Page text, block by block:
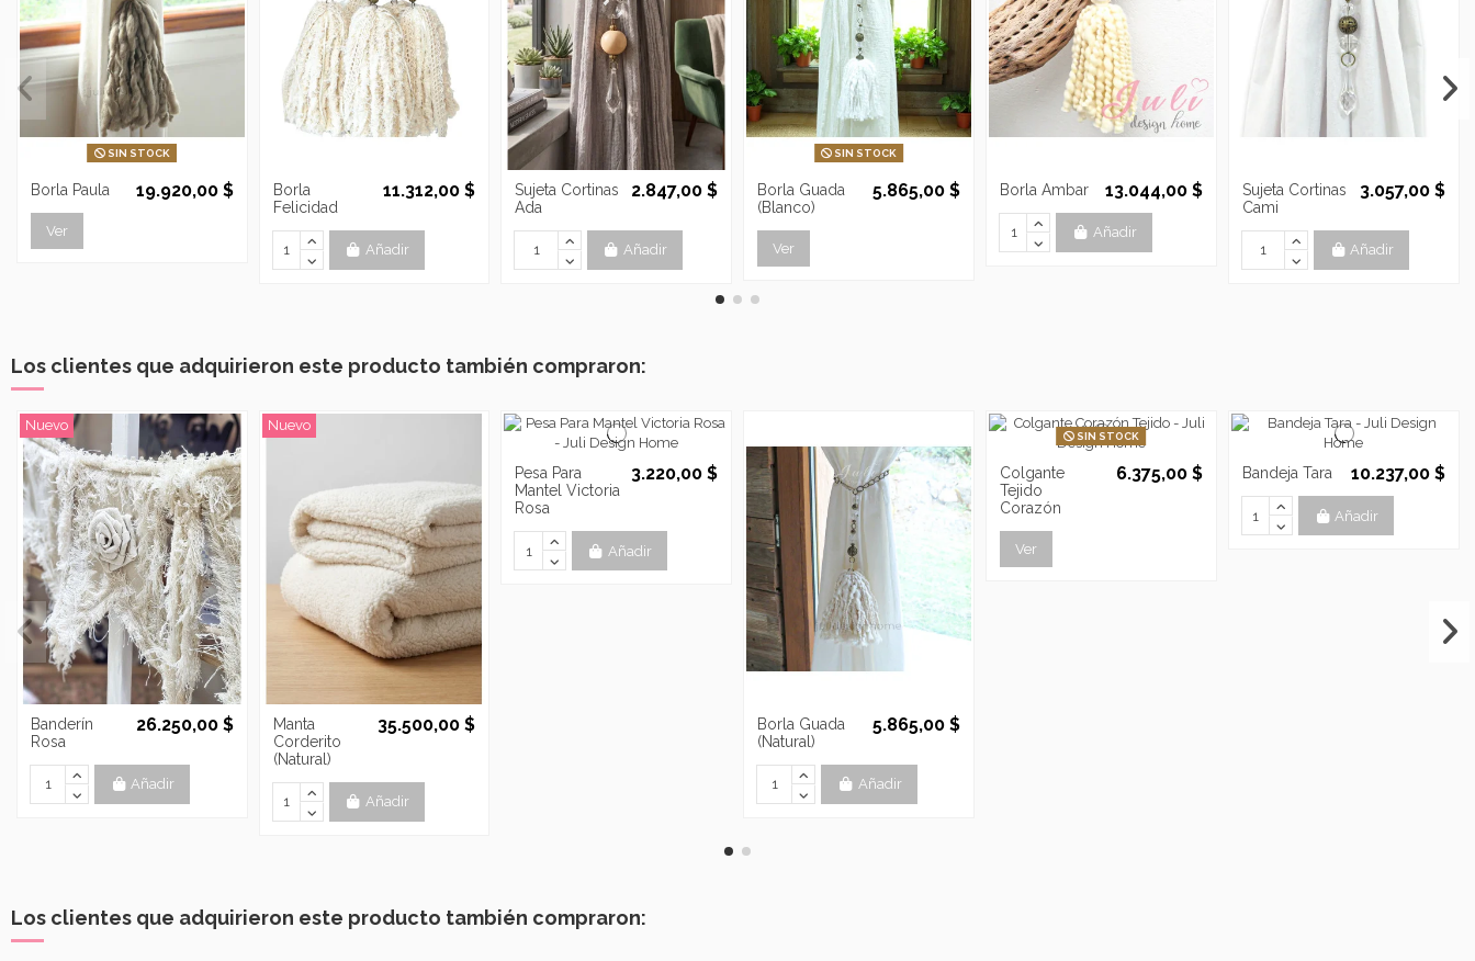
SIN STOCK
Borla Paula 19.920,00 $
Ver
Borla
Felicidad
11.312,00 $
Añadir
Sujeta Cortinas
Ada
2.847,00 $
Añadir
SIN STOCK
Borla Guada
(Blanco)
5.865,00 $
Ver
Borla Ambar 13.044,00 $
Añadir
Sujeta Cortinas
Cami
3.057,00 $
Añadir
Los clientes que adquirieron este producto también compraron:
Nuevo
Banderín
Rosa
26.250,00 $
Añadir
Nuevo
Manta
Corderito
(Natural)
35.500,00 $
Añadir
Pesa Para
Mantel Victoria
Rosa
3.220,00 $
Añadir
Borla Guada
(Natural)
5.865,00 $
Añadir
SIN STOCK
Colgante
Tejido
Corazón
6.375,00 $
Ver
Bandeja Tara 10.237,00 $
Añadir
Los clientes que adquirieron este producto también compraron: